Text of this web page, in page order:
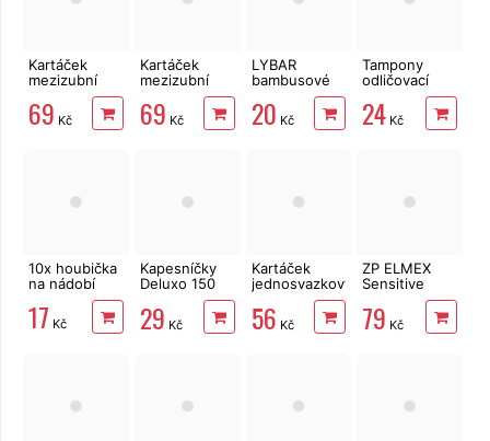
Kartáček
mezizubní
Rebi Dental
0,6 mm
modré 8 ks
69 Kč
Kartáček
mezizubní
Rebi Dental
0,4 mm
oranžové 8
69 Kč
LYBAR
bambusové
tyčinky 200
ks
20 Kč
Tampony
odličovací
LINTEO 120
ks
24 Kč
10x houbička
na nádobí
17 Kč
Kapesníčky
Deluxo 150
ks 3vrstvé v
krabičce,
šedé květy
29 Kč
Kartáček
jednosvazkový
56 Kč
ZP ELMEX
Sensitive
Whitening 75
ml
79 Kč